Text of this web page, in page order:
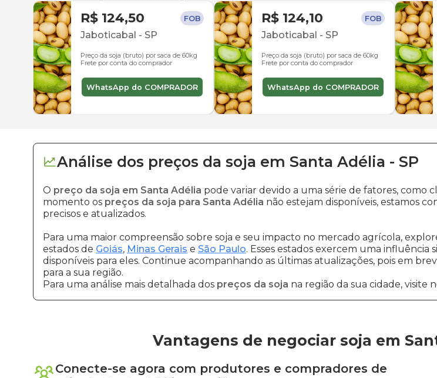
R$ 124,50 FOB
Jaboticabal - SP
Preço da soja (bruto) por saca de 60kg
Frete por conta do comprador
WhatsApp do COMPRADOR
R$ 124,10 FOB
Jaboticabal - SP
Preço da soja (bruto) por saca de 60kg
Frete por conta do comprador
WhatsApp do COMPRADOR
Análise dos preços da soja em Santa Adélia - SP
O preço da soja em Santa Adélia pode variar devido a uma série de fatores, como
momento os preços da soja para Santa Adélia não estejam disponíveis, estamos
precisos e atualizados.
Para uma maior compreensão sobre soja e seu impacto no mercado agrícola,
estados de Goiás, Minas Gerais e São Paulo. Esses estados exercem uma influência
disponíveis para eles. Continue acompanhando as últimas atualizações, pois em
para a sua região.
Para uma análise mais detalhada dos preços da soja na região da sua cidade, visite
Vantagens de negociar soja em
Conecte-se agora com produtores e compradores de